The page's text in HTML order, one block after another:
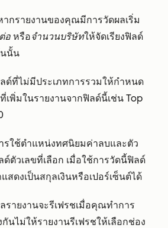
ากรายงานของคุณมีการวัดผลเริ่ม
อ หรือจำนวนบริษัทให้จัดเรียงฟิลด์
นั้น
ด์ที่ไม่มีประเภทการรวมให้กำหนด
เพิ่มในรายงานจากฟิลด์นี้เช่น Top
รใช้ตำแหน่งทศนิยมค่าลบและตัว
ตัวเลขที่เลือก เมื่อใช้การวัดนี้ฟิลด์
สดงเป็นสกุลเงินหรือเปอร์เซ็นต์ได้
รายงานจะรีเฟรชเมื่อคุณทำการ
นไม่ให้รายงานรีเฟรชให้เลือกช่อง